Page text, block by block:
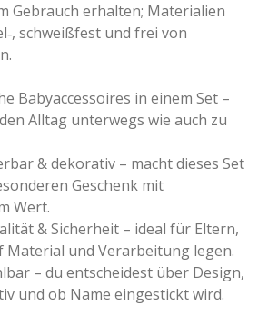
Gebrauch erhalten; Materialien
schweißfest und frei von
Babyaccessoires in einem Set –
Alltag unterwegs wie auch zu
& dekorativ – macht dieses Set
Geschenk mit
Wert.
& Sicherheit – ideal für Eltern,
Material und Verarbeitung legen.
– du entscheidest über Design,
und ob Name eingestickt wird.